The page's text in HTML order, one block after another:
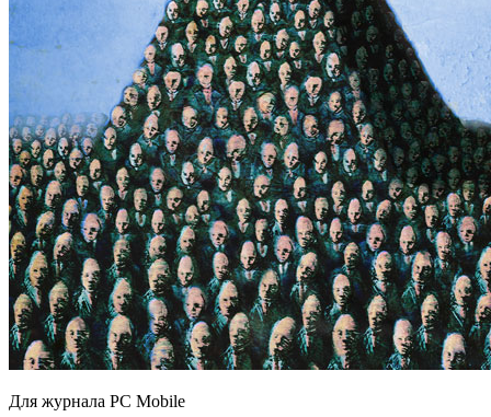
Для журнала PC Mobile